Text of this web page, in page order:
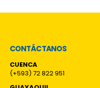
CONTÁCTANOS
CUENCA
(+593) 72 822 951